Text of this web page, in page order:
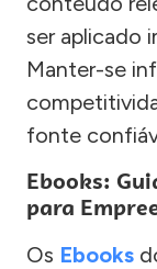
ser aplicado
Manter-se
fonte
Ebooks:
para
Os Ebooks